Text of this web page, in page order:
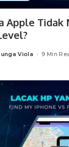
Apple Tidak
Viola 9 Min